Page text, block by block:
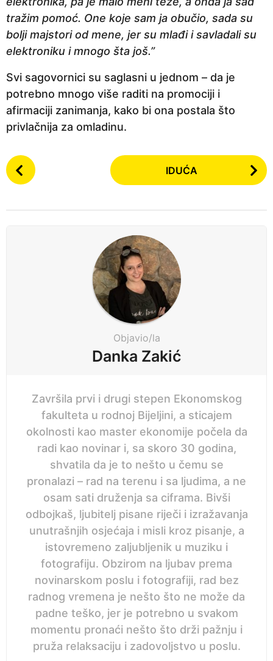
tražim pomoć. One koje sam ja obučio, sada su
bolji majstori od mene, jer su mlađi i savladali su
elektroniku i mnogo šta još.”
Svi sagovornici su saglasni u jednom – da je
potrebno mnogo više raditi na promociji i
afirmaciji zanimanja, kako bi ona postala što
privlačnija za omladinu.
P
o
IDUĆA
Objavio/la
Danka Zakić
Završila prvi i drugi stepen Ekonomskog
fakulteta u rodnoj Bijeljini, a sticajem
okolnosti kao master ekonomije počela da
radi kao novinar i, sa skoro 30 godina,
shvatila da je to nešto u čemu se
pronalazi – rad na terenu i sa ljudima, a ne
osam sati druženja sa ciframa. Bivši
odbojkaš, ljubitelj pisane riječi i izražavanja
unutrašnjih osjećaja i misli kroz pisanje, a
istovremeno zaljubljenik u muziku i
fotografiju. Obzirom na ljubav prema
novinarskom poslu i fotografiji, rad bez
radnog vremena je nešto što ne može da
padne teško, jer je potrebno u svakom
momentu pronaći nešto što drži pažnju i
pruža relaksaciju i zadovoljstvo u poslu.